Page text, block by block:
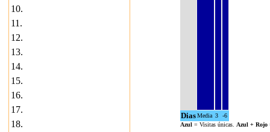
10.
11.
12.
13.
14.
15.
16.
17.
18.
DiasMedia 3
-6
Azul = Visitas únicas. Azul + Rojo